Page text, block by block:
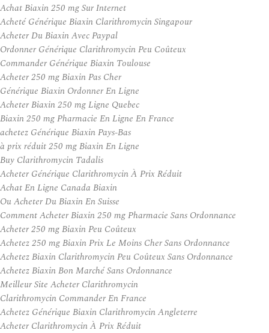
Achat Biaxin 250 mg Sur Internet
Acheté Générique Biaxin Clarithromycin Singapour
Acheter Du Biaxin Avec Paypal
Ordonner Générique Clarithromycin Peu Coûteux
Commander Générique Biaxin Toulouse
Acheter 250 mg Biaxin Pas Cher
Générique Biaxin Ordonner En Ligne
Acheter Biaxin 250 mg Ligne Quebec
Biaxin 250 mg Pharmacie En Ligne En France
achetez Générique Biaxin Pays-Bas
à prix réduit 250 mg Biaxin En Ligne
Buy Clarithromycin Tadalis
Acheter Générique Clarithromycin À Prix Réduit
Achat En Ligne Canada Biaxin
Ou Acheter Du Biaxin En Suisse
Comment Acheter Biaxin 250 mg Pharmacie Sans Ordonnance
Acheter 250 mg Biaxin Peu Coûteux
Achetez 250 mg Biaxin Prix Le Moins Cher Sans Ordonnance
Achetez Biaxin Clarithromycin Peu Coûteux Sans Ordonnance
Achetez Biaxin Bon Marché Sans Ordonnance
Meilleur Site Acheter Clarithromycin
Clarithromycin Commander En France
Achetez Générique Biaxin Clarithromycin Angleterre
Acheter Clarithromycin À Prix Réduit